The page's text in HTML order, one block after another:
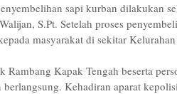
sapi kurban dilakukan
S.Pt. Setelah proses
masyarakat di sekitar
Rambang Kapak Tengah beserta
berlangsung. Kehadiran aparat